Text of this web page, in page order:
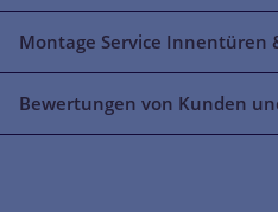
Montage Service Innentüren
Bewertungen von Kunden